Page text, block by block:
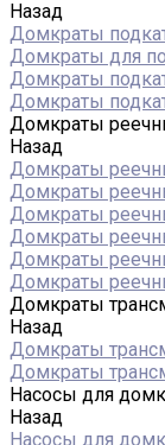
Назад
Домкраты
Домкраты для
Домкраты
Домкраты
Домкраты
Назад
Домкраты
Домкраты
Домкраты
Домкраты
Домкраты
Домкраты
Домкраты
Назад
Домкраты
Домкраты
Насосы для
Назад
Насосы для